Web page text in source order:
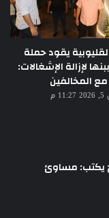
يقود حملة
لإزالة الإشغالات:
مع المخالفين
يكتب: مساوئ